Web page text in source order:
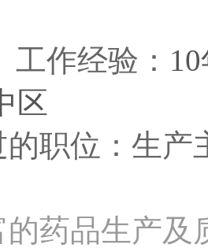
工作经验：
区
职位：生产
药品生产及